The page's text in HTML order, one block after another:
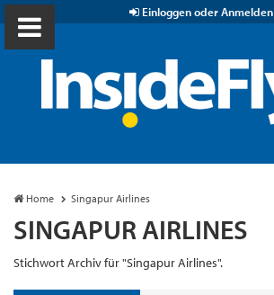
Einloggen oder Anmelden
Home Singapur Airlines
SINGAPUR AIRLINES
Stichwort Archiv für "Singapur Airlines".